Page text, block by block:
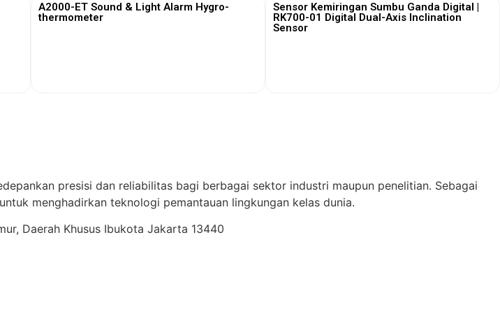
A2000-ET Sound & Light Alarm Hygro-
thermometer
Sensor Kemiringan Sumbu Ganda Digital |
RK700-01 Digital Dual-Axis Inclination
Sensor
presisi dan reliabilitas bagi berbagai sektor industri maupun penelitian. Sebagai
menghadirkan teknologi pemantauan lingkungan kelas dunia.
Daerah Khusus Ibukota Jakarta 13440